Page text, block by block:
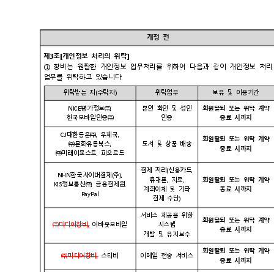
개정 전
제3조[개인정보 처리의 위탁]
① 창비는 원활한 개인정보 업무처리를 위하여 다음과 같이 개인정보
업무를 위탁하고 있습니다.
위탁받는 자(수탁자) 위탁업무 보유 및 이용기간
NICE평가정보㈜,
한국모바일인증㈜
본인 확인 및 성인
인증
회원탈퇴 또는 위탁 계
종료 시까지
CJ대한통운㈜, 우체국,
㈜문화유통북스,
회원탈퇴 또는 위탁 계
종료 시까지
도서 및 상품 배송
㈜미래이포스트, 피오르드
결제 처리(신용카드,
휴대폰, 지로,
NHN한국사이버결제(주),
KIS정보통신㈜, 금융결제원,
PayPal
회원탈퇴 또는 위탁 계
종료 시까지
계좌이체 및 기타
결제 수단)
서비스 제공을 위한
시스템
회원탈퇴 또는 위탁 계
종료 시까지
㈜미디어창비, 어바웃모바일
개발 및 유지보수
회원탈퇴 또는 위탁 계
종료 시까지
㈜미디어창비, 스티비 이메일 전송 서비스